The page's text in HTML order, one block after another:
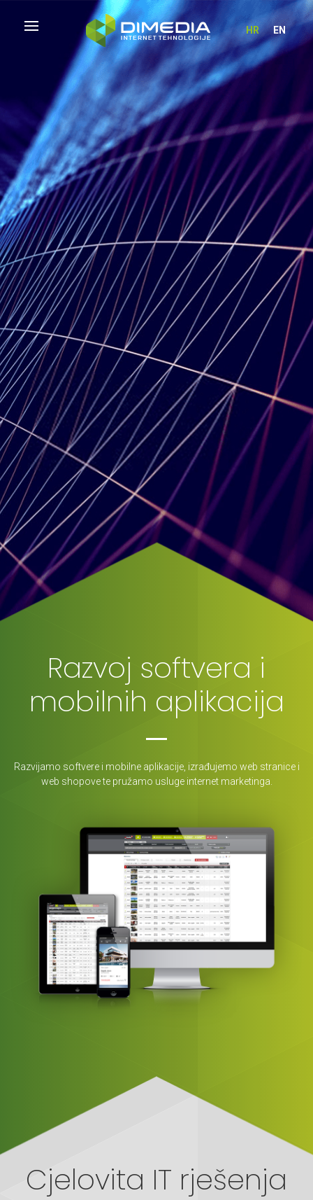
HR EN
Razvoj softvera i
mobilnih aplikacija
Razvijamo softvere i mobilne aplikacije, izrađujemo web stranice i
web shopove te pružamo usluge internet marketinga.
Cjelovita IT rješenja